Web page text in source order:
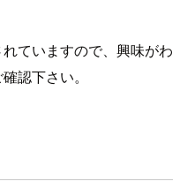
ていますので、興味がわ
認下さい。